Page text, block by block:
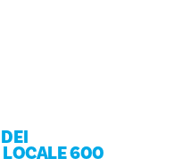
LOCALE 600